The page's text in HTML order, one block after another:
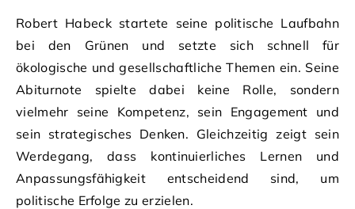
Robert Habeck startete seine politische Laufbahn
bei den Grünen und setzte sich schnell für
ökologische und gesellschaftliche Themen ein. Seine
Abiturnote spielte dabei keine Rolle, sondern
vielmehr seine Kompetenz, sein Engagement und
sein strategisches Denken. Gleichzeitig zeigt sein
Werdegang, dass kontinuierliches Lernen und
Anpassungsfähigkeit entscheidend sind, um
politische Erfolge zu erzielen.